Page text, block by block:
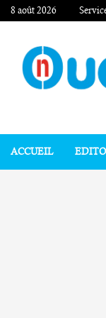
8 août 2026
ACCUEIL